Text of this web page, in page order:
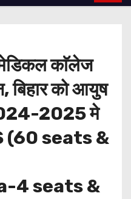
काॅलेज
बिहार को आयुष
2025 मे
(60 seats &
4 seats &